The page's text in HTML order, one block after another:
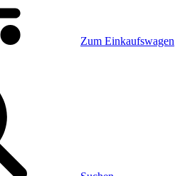
Zum Einkaufswagen